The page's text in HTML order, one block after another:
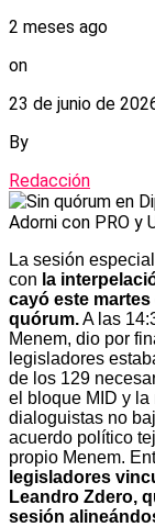
2 meses ago
on
23 de junio de
By
Redacción
La sesión
con la
cayó este
quórum.A las
Menem, dio por
legisladores
de los 129
el bloque MID y
dialoguistas no
acuerdo político
propio Menem.
legisladores
Leandro Zdero,
sesión